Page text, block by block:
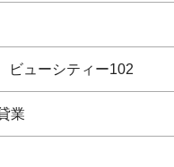
ューシティー102
業